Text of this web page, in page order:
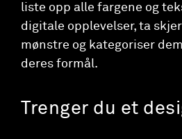
liste opp alle fargene og
digitale opplevelser, ta
mønstre og kategoriser
deres formål.
Trenger du et